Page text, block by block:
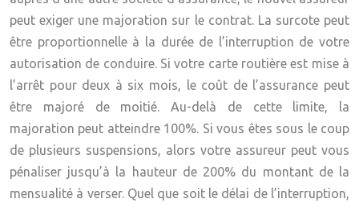
peut exiger une majoration sur le contrat. La surcote peut
être proportionnelle à la durée de l’interruption de votre
autorisation de conduire. Si votre carte routière est mise à
l’arrêt pour deux à six mois, le coût de l’assurance peut
être majoré de moitié. Au-delà de cette limite, la
majoration peut atteindre 100%. Si vous êtes sous le coup
de plusieurs suspensions, alors votre assureur peut vous
pénaliser jusqu’à la hauteur de 200% du montant de la
mensualité à verser. Quel que soit le délai de l’interruption,